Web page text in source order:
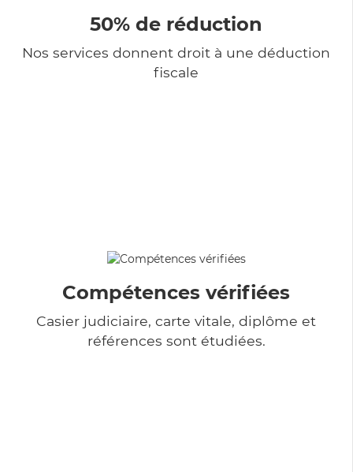
50% de réduction
Nos services donnent droit à une déduction
fiscale
Compétences vérifiées
Casier judiciaire, carte vitale, diplôme et
références sont étudiées.